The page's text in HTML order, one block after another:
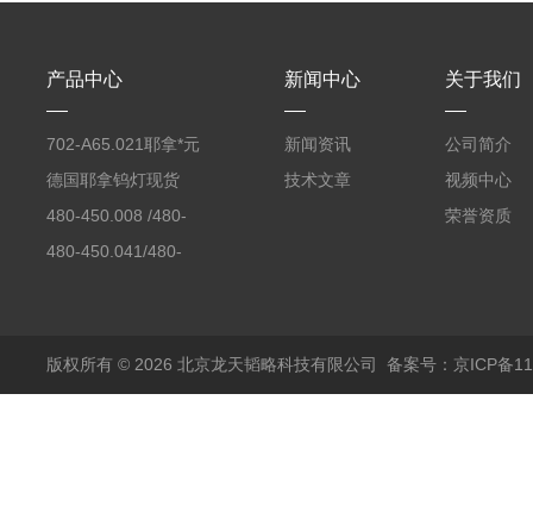
产品中心
702-A65.021耶拿*元
素分析仪反应罐
德国耶拿钨灯现货
480-450.008 /480-
450.008C耶拿镉Cd空
480-450.041/480-
包邮
新闻中心
新闻资讯
技术文章
关于我们
公司简介
视频中心
荣誉资质
版权所有 © 2026 北京龙天韬略科技有限公司 备案号：京ICP备